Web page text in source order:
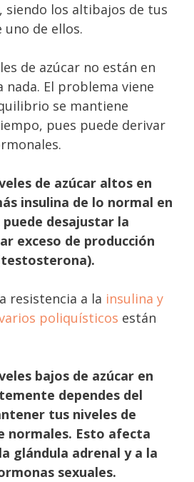
siendo los altibajos de tus
uno de ellos.
de azúcar no están en
El problema viene
se mantiene
pues puede derivar
de azúcar altos en
insulina de lo normal en
desajustar la
exceso de producción
resistencia a la insulina y
poliquísticos están
bajos de azúcar en
dependes del
tus niveles de
normales. Esto afecta
glándula adrenal y a la
sexuales.